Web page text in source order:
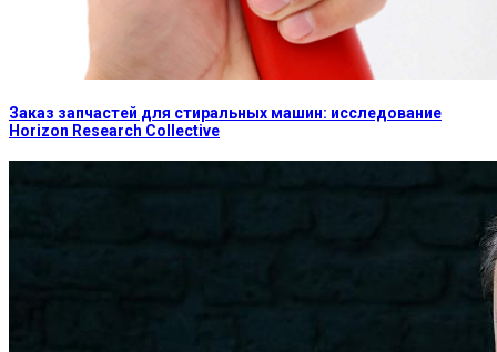
Заказ запчастей для стиральных машин: исследование
Horizon Research Collective